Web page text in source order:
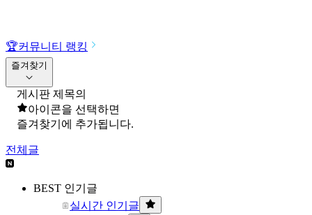
🏆커뮤니티 랭킹
즐겨찾기
게시판 제목의
아이콘을 선택하면
즐겨찾기에 추가됩니다.
전체글
BEST 인기글
실시간 인기글